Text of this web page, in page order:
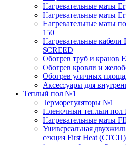
Нагревательные маты
Нагревательные маты
Нагревательные маты
150
Нагревательные кабели
SCREED
Обогрев труб и кранов
Обогрев кровли и
Обогрев уличных
Аксессуары для
Теплый пол №1
Терморегуляторы №1
Пленочный теплый пол
Нагревательные маты
Универсальная
секция First Heat (СТСП)